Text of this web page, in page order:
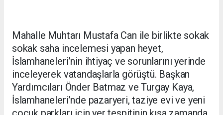
Mahalle Muhtarı Mustafa Can ile birlikte sokak
sokak saha incelemesi yapan heyet,
İslamhaneleri’nin ihtiyaç ve sorunlarını yerinde
inceleyerek vatandaşlarla görüştü. Başkan
Yardımcıları Önder Batmaz ve Turgay Kaya,
İslamhaneleri’nde pazaryeri, taziye evi ve yeni